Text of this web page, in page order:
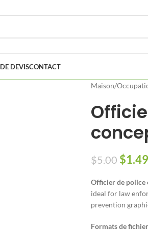
DEVISCONTACT
Maison/
$5.00 $1.49
Officier de police
ideal for law
prevention
Formats de